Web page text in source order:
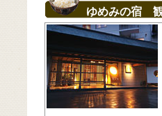
ゆめみの宿